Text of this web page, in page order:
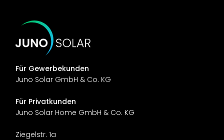
Für Gewerbekunden
Juno Solar GmbH & Co. KG
Für Privatkunden
Juno Solar Home GmbH & Co. KG
Ziegelstr. 1a